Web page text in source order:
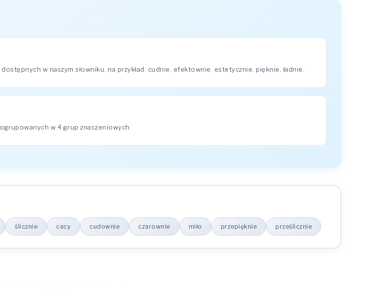
w naszym słowniku, na przykład: cudnie, efektownie, estetycznie, pięknie, ładnie.
w 4 grup znaczeniowych.
ślicznie cacy cudownie czarownie miło przepięknie prześlicznie